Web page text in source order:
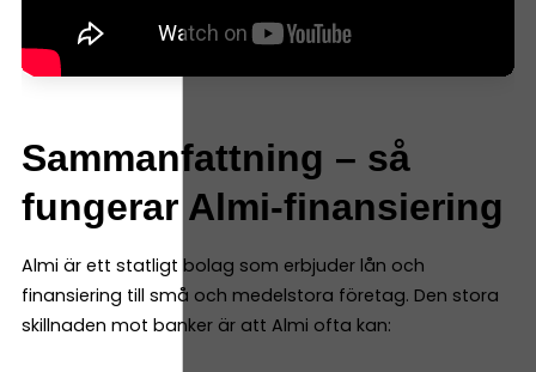
Sammanfattning – så
fungerar Almi-finansiering
Almi är ett statligt bolag som erbjuder lån och
finansiering till små och medelstora företag. Den stora
skillnaden mot banker är att Almi ofta kan: